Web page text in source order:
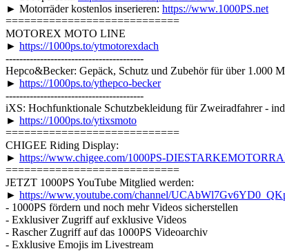
► Motorräder kostenlos inserieren: https://www.1000PS.net
============================
MOTOREX MOTO LINE
► https://1000ps.to/ytmotorexdach
----------------------------------------
Hepco&Becker: Gepäck, Schutz und Zubehör für über 1.000
► https://1000ps.to/ythepco-becker
----------------------------------------
iXS: Hochfunktionale Schutzbekleidung für Zweiradfahrer -
► https://1000ps.to/ytixsmoto
============================
CHIGEE Riding Display:
► https://www.chigee.com/1000PS-
============================
JETZT 1000PS YouTube Mitglied werden:
► https://www.youtube.com/channel/
- 1000PS fördern und noch mehr Videos sicherstellen
- Exklusiver Zugriff auf exklusive Videos
- Rascher Zugriff auf das 1000PS Videoarchiv
- Exklusive Emojis im Livestream